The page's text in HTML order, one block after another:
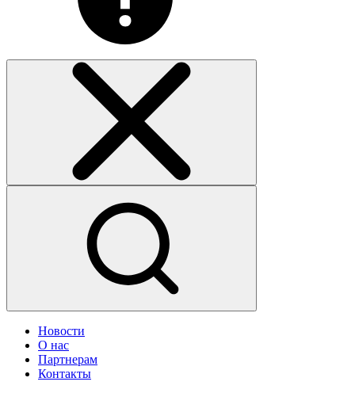
Новости
О нас
Партнерам
Контакты